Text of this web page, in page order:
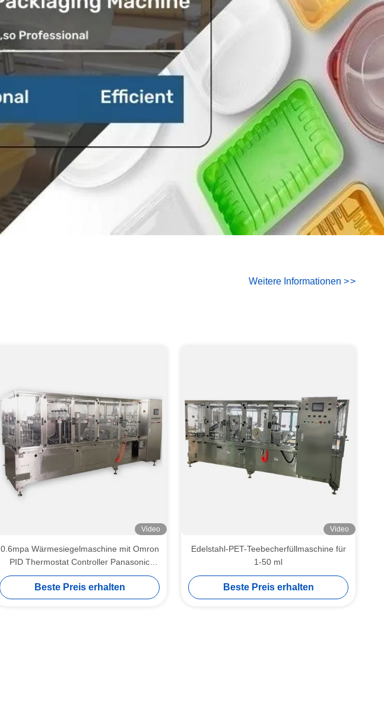
Weitere Informationen >>
Video
0.6mpa Wärmesiegelmaschine mit Omron
PID Thermostat Controller Panasonic
Sensor
Beste Preis erhalten
Video
Edelstahl-PET-Teebecherfüllmaschine für
1-50 ml
Beste Preis erhalten